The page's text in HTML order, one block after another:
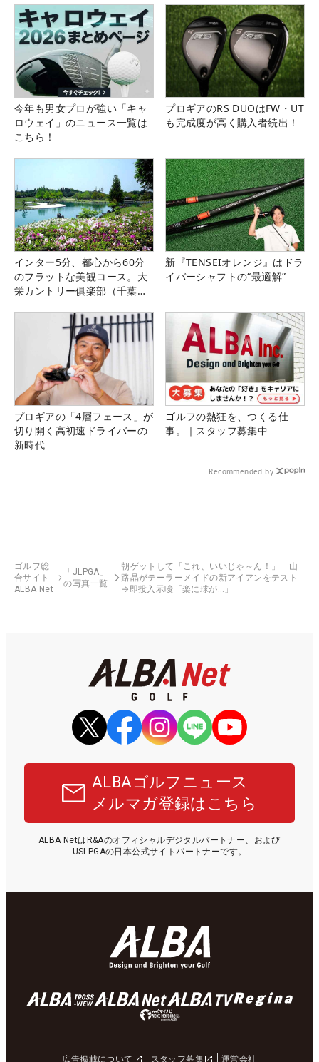
今年も男女プロが強い「キャ
ロウェイ」のニュース一覧は
こちら！
プロギアのRS DUOはFW・UT
も完成度が高く購入者続出！
インター5分、都心から60分
のフラットな美観コース。大
栄カントリー俱楽部（千葉
新『TENSEIオレンジ』はドラ
イバーシャフトの“最適解”
プロギアの「4層フェース」が
切り開く高初速ドライバーの
新時代
ゴルフの熱狂を、つくる仕
事。｜スタッフ募集中
Recommended by
ゴルフ総
合サイト
ALBA Net
「JLPGA」
の写真一覧
朝ゲットして「これ、いいじゃ～ん！」 山
路晶がテーラーメイドの新アイアンをテスト
→即投入示唆「楽に球が…」
ALBAゴルフニュース
メルマガ登録はこちら
ALBA NetはR&Aのオフィシャルデジタルパートナー、および
USLPGAの日本公式サイトパートナーです。
広告掲載について スタッフ募集 運営会社